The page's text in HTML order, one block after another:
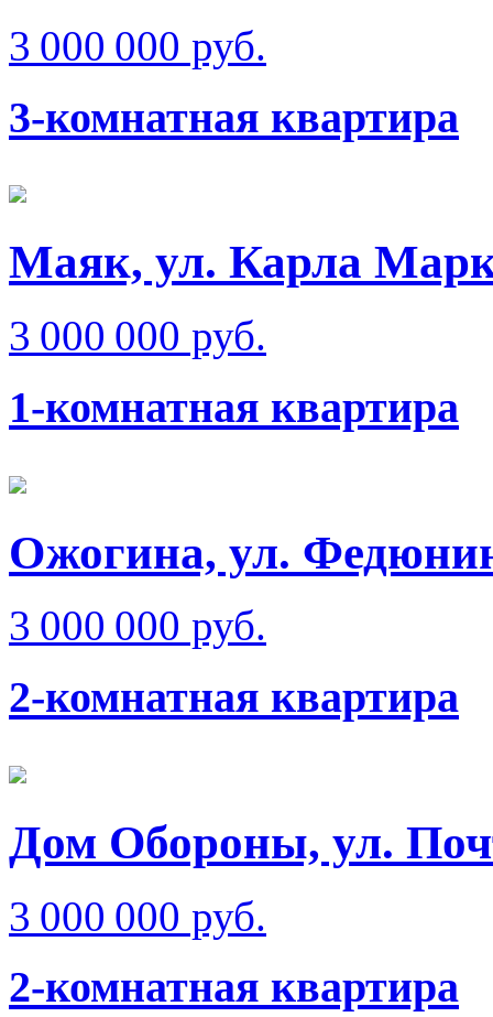
3 000 000 руб.
3-комнатная квартира
Маяк, ул. Карла
3 000 000 руб.
1-комнатная квартира
Ожогина, ул.
3 000 000 руб.
2-комнатная квартира
Дом Обороны, ул.
3 000 000 руб.
2-комнатная квартира